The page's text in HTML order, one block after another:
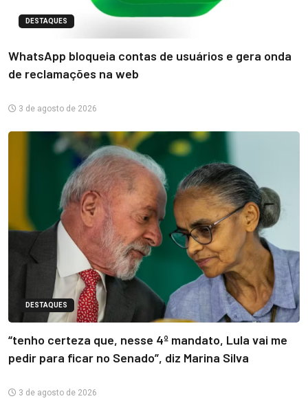
DESTAQUES
WhatsApp bloqueia contas de usuários e gera onda
de reclamações na web
3 de agosto de 2026
DESTAQUES
“tenho certeza que, nesse 4º mandato, Lula vai me
pedir para ficar no Senado”, diz Marina Silva
3 de agosto de 2026